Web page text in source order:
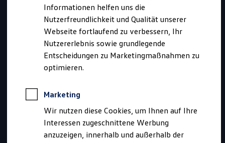
Reparatur & Service
Sommer-Special
Reparatur, Pflege & Inspektion
Servicetermin anfragen
Service-Vorteile bei Volkswagen Nutzfahrzeuge
ServicePlus
Economy Service
Räder & Reifen Service
Notdienst und Pannenhilfe
Software, Konnektivität & Apps
California App
VW Connect für Ihren ID. Buzz
VW Connect für Ihren Transporter/Caravelle
VW Connect für Ihren Amarok
Volkswagen
Nutzfahrzeuge
Fahrzeugssuche?
Kontaktieren Sie uns
0800 - 86 55 79 24 36 *
Informationen helfen uns die
Nutzerfreundlichkeit und Qualität unserer
Webseite fortlaufend zu verbessern, Ihr
Nutzererlebnis sowie grundlegende
Entscheidungen zu Marketingmaßnahmen zu
optimieren.
Marketing
Wir nutzen diese Cookies, um Ihnen auf Ihre
Interessen zugeschnittene Werbung
anzuzeigen, innerhalb und außerhalb der